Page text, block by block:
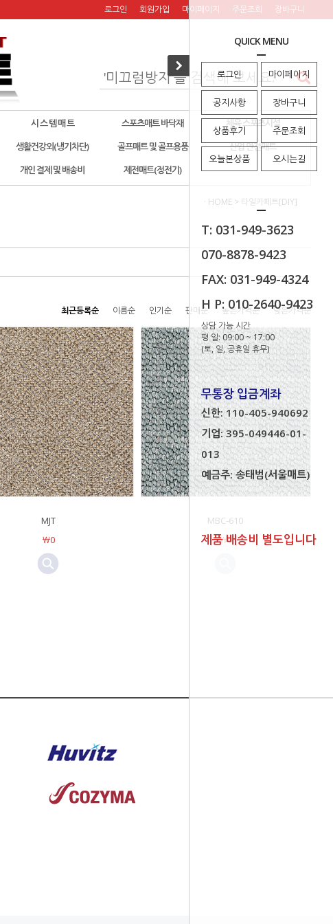
QUICK MENU
로그인 마이페이지
공지사항 장바구니
상품후기 주문조회
오늘본상품 오시는길
T: 031-949-3623
070-8878-9423
FAX: 031-949-4324
H P: 010-2640-9423
상담 가능 시간
평 일: 09:00 ~ 17:00
(토, 일, 공휴일 휴무)
무통장 입금계좌
신한: 110-405-940692
기업: 395-049446-01-
013
예금주: 송태범(서울매트)
제품 배송비 별도입니다
로그인 회원가입 마이페이지 주문조회 장바구니
시 스 템 매 트 스포츠매트 바닥재
체육 스포츠시설
생활건강외(냉기차단) 골프매트 및 골프용품
산업 안전매트
개인 결제 및 배송비 제전매트(정전기)
· HOME > 타일카페트[DIY]
최근등록순 이름순 인기순 판매순 높은가격순 낮은가격순
MJT
￦0
MBC-610
￦0